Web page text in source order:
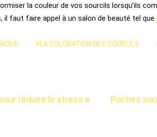
la couleur de vos sourcils lorsqu’ils
il faut faire appel à un salon de beauté tel que
#LA COLORATION DES SOURCILS
réduire le stress e
Poches